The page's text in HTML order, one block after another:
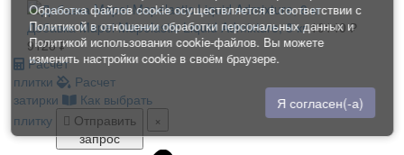
Добавка Mapei Mapelastic Liquid Admixture, 8 кг 10140 ₽
9126 ₽
Расчет
плитки
Расчет
затирки
Как выбрать
плитку
Отправить
запрос
×
Обработка файлов cookie осуществляется в соответствии с
Политикой в отношении обработки персональных данныхи
Политикой использования cookie-файлов. Вы можете
изменить настройки cookie в своём браузере.
Я согласен(-а)